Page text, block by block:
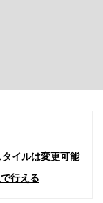
イルは変更可能
行える